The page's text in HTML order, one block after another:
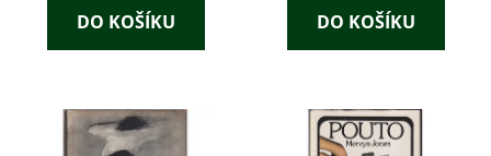
DO KOŠÍKU DO KOŠÍKU